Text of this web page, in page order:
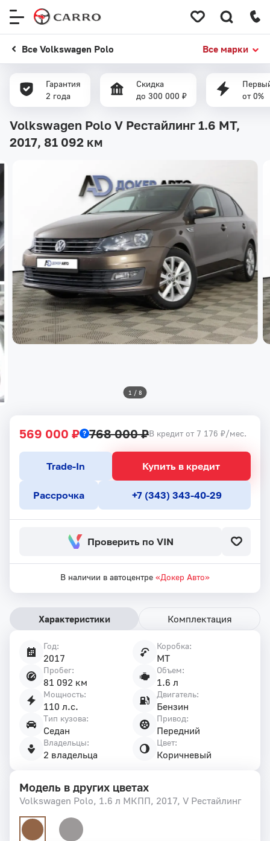
Все Volkswagen Polo Все марки
Гарантия
2 года
Скидка
до 300 000 ₽
от 0%
Volkswagen Polo V Рестайлинг 1.6 MT,
2017, 81 092 км
1 / 8
569 000 ₽ 768 000 ₽В кредит от 7 176 ₽/мес.
Купить в кредит
Trade-In
Рассрочка +7 (343) 343-40-29
Проверить по VIN
В наличии в автоцентре «Докер Авто»
Характеристики Комплектация
Год:
2017
Коробка:
MT
Пробег:
81 092 км
Объем:
1.6 л
Мощность:
110 л.с.
Двигатель:
Бензин
Тип кузова:
Седан
Привод:
Передний
Владельцы:
2 владельца
Цвет:
Коричневый
Модель в других цветах
Volkswagen Polo, 1.6 л МКПП, 2017, V Рестайлинг